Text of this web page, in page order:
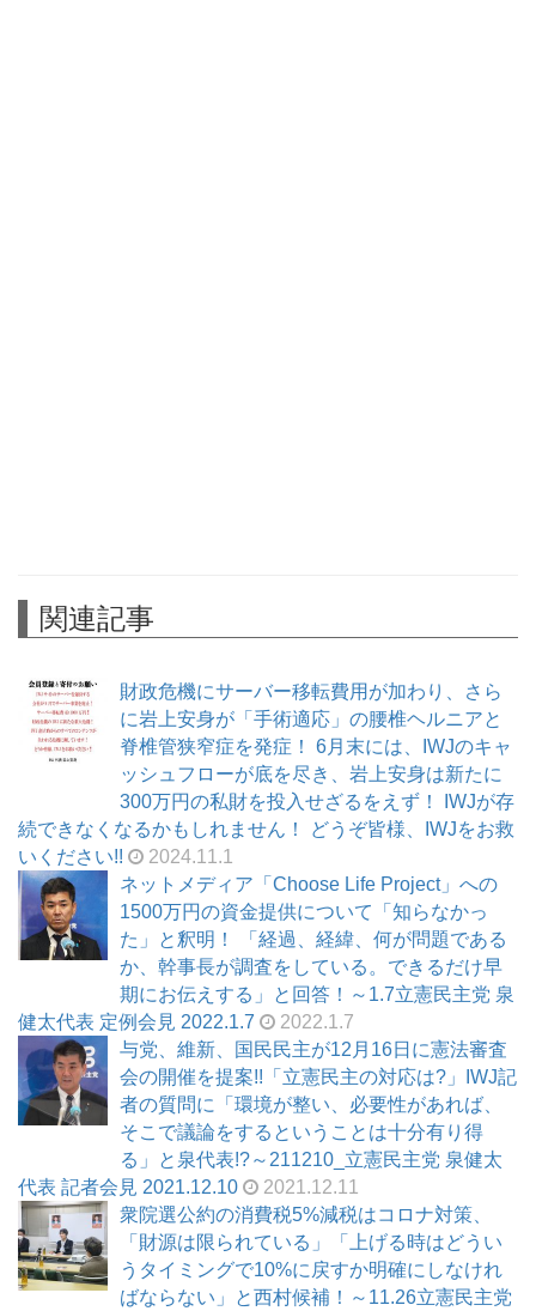
関連記事
財政危機にサーバー移転費用が加わり、さら
に岩上安身が「手術適応」の腰椎ヘルニアと
脊椎管狭窄症を発症！ 6月末には、IWJのキャ
ッシュフローが底を尽き、岩上安身は新たに
300万円の私財を投入せざるをえず！ IWJが存
続できなくなるかもしれません！ どうぞ皆様、IWJをお救
いください!!
2024.11.1
ネットメディア「Choose Life Project」への
1500万円の資金提供について「知らなかっ
た」と釈明！ 「経過、経緯、何が問題である
か、幹事長が調査をしている。できるだけ早
期にお伝えする」と回答！～1.7立憲民主党 泉
健太代表 定例会見 2022.1.7
2022.1.7
与党、維新、国民民主が12月16日に憲法審査
会の開催を提案!!「立憲民主の対応は?」IWJ記
者の質問に「環境が整い、必要性があれば、
そこで議論をするということは十分有り得
る」と泉代表!?～211210_立憲民主党 泉健太
代表 記者会見 2021.12.10
2021.12.11
衆院選公約の消費税5%減税はコロナ対策、
「財源は限られている」「上げる時はどうい
うタイミングで10%に戻すか明確にしなけれ
ばならない」と西村候補！～11.26立憲民主党